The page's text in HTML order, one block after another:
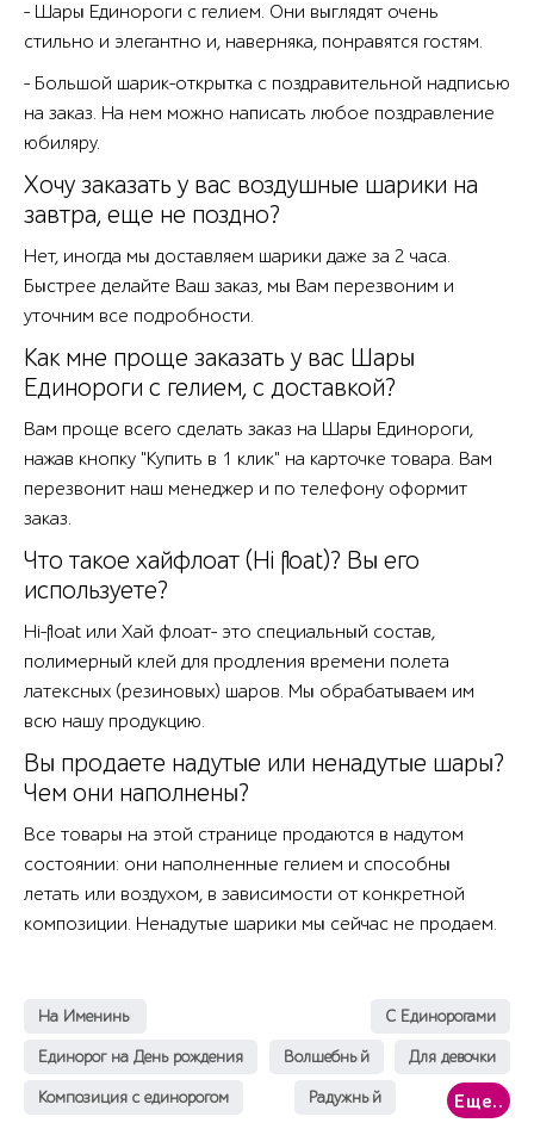
- Шары Единороги с гелием. Они выглядят очень
стильно и элегантно и, наверняка, понравятся гостям.
- Большой шарик-открытка с поздравительной надписью
на заказ. На нем можно написать любое поздравление
юбиляру.
Хочу заказать у вас воздушные шарики на
завтра, еще не поздно?
Нет, иногда мы доставляем шарики даже за 2 часа.
Быстрее делайте Ваш заказ, мы Вам перезвоним и
уточним все подробности.
Как мне проще заказать у вас Шары
Единороги с гелием, с доставкой?
Вам проще всего сделать заказ на Шары Единороги,
нажав кнопку "Купить в 1 клик" на карточке товара. Вам
перезвонит наш менеджер и по телефону оформит
заказ.
Что такое хайфлоат (Hi float)? Вы его
используете?
Hi-float или Хай флоат- это специальный состав,
полимерный клей для продления времени полета
латексных (резиновых) шаров. Мы обрабатываем им
всю нашу продукцию.
Вы продаете надутые или ненадутые шары?
Чем они наполнены?
Все товары на этой странице продаются в надутом
состоянии: они наполненные гелием и способны
летать или воздухом, в зависимости от конкретной
композиции. Ненадутые шарики мы сейчас не продаем.
На Именины
С Единорогами
Единорог на День рождения
Волшебный
Для девочки
Композиция с единорогом
Радужный Еще..